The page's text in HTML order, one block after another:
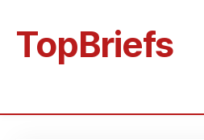
TopBriefs